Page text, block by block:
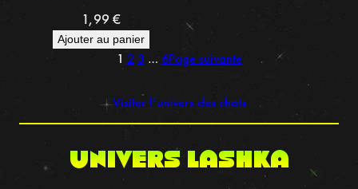
1,99€
Ajouter au panier
1 2 3 … 6Page suivante
Visiter l’univers des chats
UNIVERS LASHKA